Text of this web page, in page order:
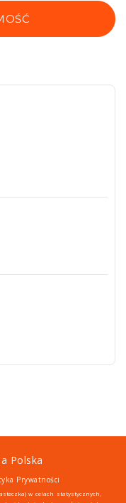
Polska
Prywatności
w celach statystycznych,